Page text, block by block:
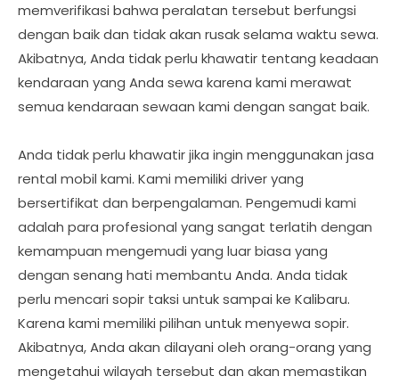
memverifikasi bahwa peralatan tersebut berfungsi
dengan baik dan tidak akan rusak selama waktu sewa.
Akibatnya, Anda tidak perlu khawatir tentang keadaan
kendaraan yang Anda sewa karena kami merawat
semua kendaraan sewaan kami dengan sangat baik.
Anda tidak perlu khawatir jika ingin menggunakan jasa
rental mobil kami. Kami memiliki driver yang
bersertifikat dan berpengalaman. Pengemudi kami
adalah para profesional yang sangat terlatih dengan
kemampuan mengemudi yang luar biasa yang
dengan senang hati membantu Anda. Anda tidak
perlu mencari sopir taksi untuk sampai ke Kalibaru.
Karena kami memiliki pilihan untuk menyewa sopir.
Akibatnya, Anda akan dilayani oleh orang-orang yang
mengetahui wilayah tersebut dan akan memastikan